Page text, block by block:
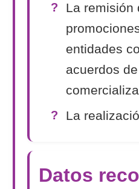
La remisión
entidades
acuerdos
La
Datos